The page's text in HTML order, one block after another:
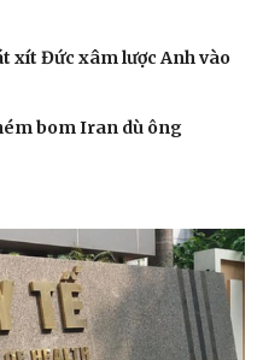
xít Đức xâm lược Anh vào
bom Iran dù ông